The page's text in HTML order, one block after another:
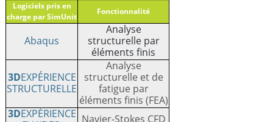
Logiciels pris en
charge par SimUnit
Fonctionnalité
Abaqus
Analyse
structurelle par
éléments finis
3DEXPÉRIENCE
STRUCTURELLE
Analyse
structurelle et de
fatigue par
éléments finis (FEA)
3DEXPÉRIENCE Navier-Stokes CFD